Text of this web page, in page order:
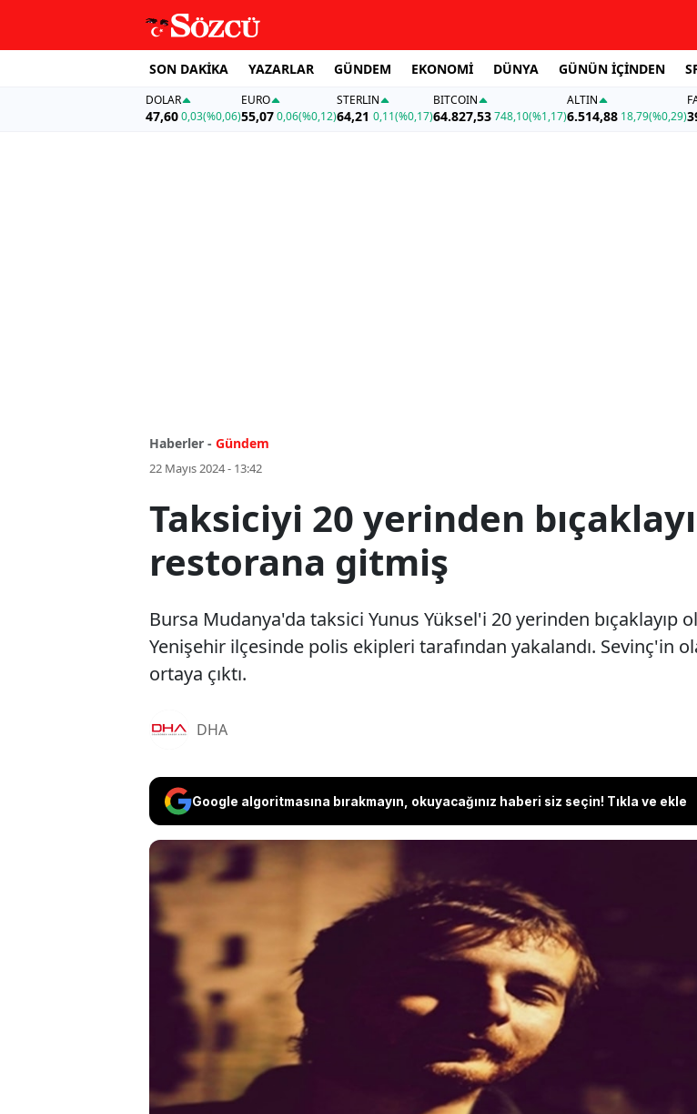
SON DAKİKA YAZARLAR GÜNDEM EKONOMİ DÜNYA GÜNÜN İÇİNDEN
DOLAR
47,600,03(%0,06)
EURO
55,07 0,06(%0,12)
STERLIN
64,21 0,11(%0,17)
BITCOIN
64.827,53748,10(%1,17)
ALTIN
6.514,88 18,79(%0,29)
Haberler - Gündem
22 Mayıs 2024 - 13:42
Taksiciyi 20 yerinden
restorana gitmiş
Bursa Mudanya'da taksici Yunus Yüksel'i 20 yerinden bıçaklayıp
Yenişehir ilçesinde polis ekipleri tarafından yakalandı. Sevinç'in
ortaya çıktı.
DHA
Google algoritmasına bırakmayın, okuyacağınız haberi siz seçin! Tıkla ve ekle
Bursa Mudanya'da taksici Yunus Yüksel'i 20 yerinden
olay yerinden kaçan şüpheli Talha Sevinç (19), Yenişehir
ilçesinde polis ekipleri tarafından yakalandı. Sevinç'in
sonrası babasıyla yemek yiyip alkol aldığı ortaya çıktı.